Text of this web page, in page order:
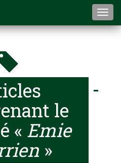
le
« Emie
»